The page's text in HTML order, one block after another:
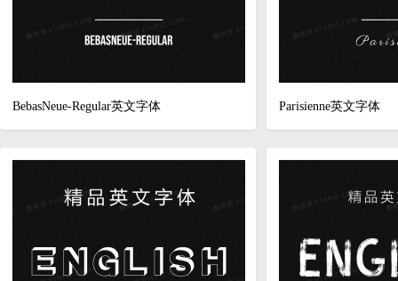
BebasNeue-Regular英文字体 Parisienne英文字体